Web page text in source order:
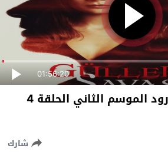
01:56:20
الموسم الثاني الحلقة 4
شارك